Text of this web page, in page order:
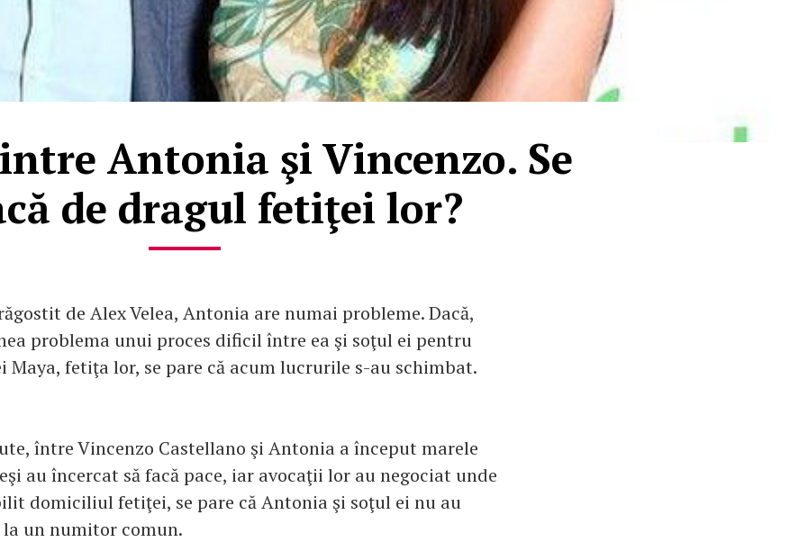
Antonia şi Vincenzo. Se
de dragul fetiţei lor?
de Alex Velea, Antonia are numai probleme. Dacă,
problema unui proces dificil între ea şi soţul ei pentru
Maya, fetiţa lor, se pare că acum lucrurile s-au schimbat.
între Vincenzo Castellano şi Antonia a început marele
au încercat să facă pace, iar avocaţii lor au negociat unde
domiciliul fetiţei, se pare că Antonia şi soţul ei nu au
un numitor comun.